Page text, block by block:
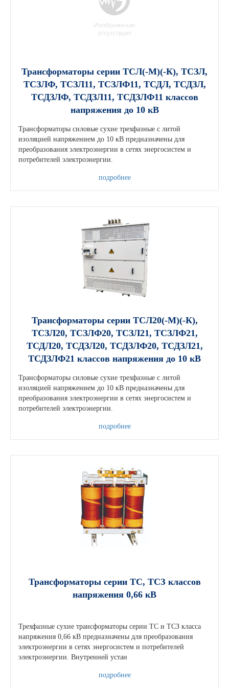
Трансформаторы серии ТСЛ(-М)(-К), ТСЗЛ,
ТСЗЛФ, ТСЗЛ11, ТСЗЛФ11, ТСДЛ, ТСДЗЛ,
ТСДЗЛФ, ТСДЗЛ11, ТСДЗЛФ11 классов
напряжения до 10 кВ
Трансформаторы силовые сухие трехфазные с литой
изоляцией напряжением до 10 кВ предназначены для
преобразования электроэнергии в сетях энергосистем и
потребителей электроэнергии.
подробнее
Трансформаторы серии ТСЛ20(-М)(-К),
ТСЗЛ20, ТСЗЛФ20, ТСЗЛ21, ТСЗЛФ21,
ТСДЛ20, ТСДЗЛ20, ТСДЗЛФ20, ТСДЗЛ21,
ТСДЗЛФ21 классов напряжения до 10 кВ
Трансформаторы силовые сухие трехфазные с литой
изоляцией напряжением до 10 кВ предназначены для
преобразования электроэнергии в сетях энергосистем и
потребителей электроэнергии.
подробнее
Трансформаторы серии ТС, ТСЗ классов
напряжения 0,66 кВ
Трехфазные сухие трансформаторы серии ТС и ТСЗ класса
напряжения 0,66 кВ предназначены для преобразования
электроэнергии в сетях энергосистем и потребителей
электроэнергии. Внутренней устан
подробнее